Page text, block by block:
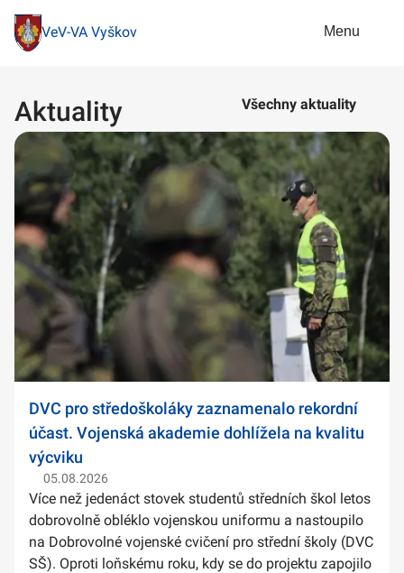
VeV-VA Vyškov Menu
Aktuality Všechny aktuality
DVC pro středoškoláky zaznamenalo rekordní
účast. Vojenská akademie dohlížela na kvalitu
výcviku
05.08.2026
Více než jedenáct stovek studentů středních škol letos
dobrovolně obléklo vojenskou uniformu a nastoupilo
na Dobrovolné vojenské cvičení pro střední školy (DVC
SŠ). Oproti loňskému roku, kdy se do projektu zapojilo